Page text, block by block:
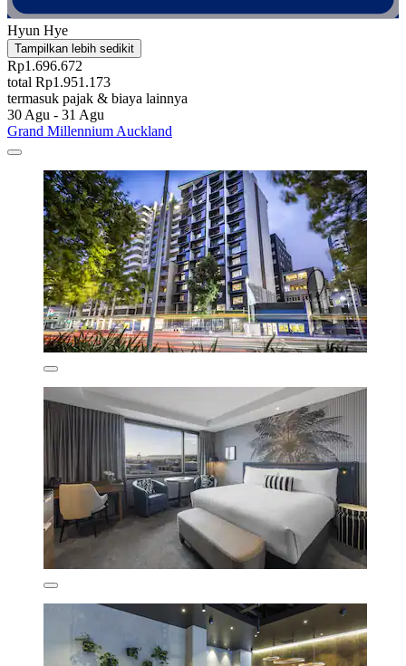
Hyun Hye
Tampilkan lebih sedikit
Rp1.696.672
total Rp1.951.173
termasuk pajak & biaya lainnya
30 Agu - 31 Agu
Grand Millennium Auckland